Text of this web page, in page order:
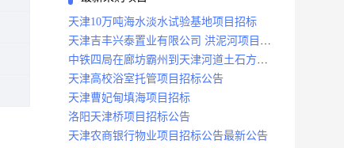
天津10万吨海水淡水试验基地项目招标
天津吉丰兴泰置业有限公司 洪泥河项目招
标工程
中铁四局在廊坊霸州到天津河道土石方工
程项目招标
天津高校浴室托管项目招标公告
天津曹妃甸填海项目招标
洛阳天津桥项目招标公告
天津农商银行物业项目招标公告最新公告